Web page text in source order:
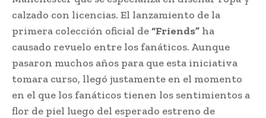
calzado con licencias. El lanzamiento de la
primera colección oficial de“Friends” ha
causado revuelo entre los fanáticos. Aunque
pasaron muchos años para que esta iniciativa
tomara curso, llegó justamente en el momento
en el que los fanáticos tienen los sentimientos a
flor de piel luego del esperado estreno de